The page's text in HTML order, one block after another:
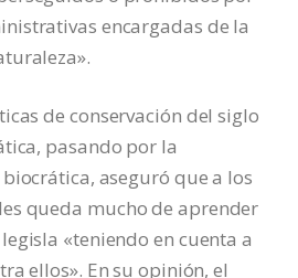
encargadas de la
de conservación del siglo
pasando por la
aseguró que a los
queda mucho de aprender
«teniendo en cuenta a
ellos». En su opinión, el